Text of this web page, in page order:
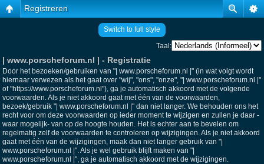
Registreren
Switch to full style
Taal:
| www.porscheforum.nl | - Registratie
Door het bezoeken/gebruiken van "| www.porscheforum.nl |" (in wat volgt wordt
hiernaar verwezen als het gaat over "wij", "ons", "onze", "| www.porscheforum.nl |"
of "https://www.porscheforum.nl"), ga je automatisch akkoord met de volgende
voorwaarden. Als je niet akkoord gaat met één van de voorwaarden,
bezoek/gebruik "| www.porscheforum.nl |" dan niet langer. We behouden ons het
recht voor om deze voorwaarden op ieder moment te wijzigen en zullen je daar -
waar mogelijk- van op de hoogte houden. Het is echter aan te bevelen om
regelmatig zelf de voorwaarden te controleren op wijzigingen. Als je niet akkoord
gaat met één van de wijzigingen, maak dan niet langer gebruik van "|
www.porscheforum.nl |". Als je wel gebruik blijft maken van "|
www.porscheforum.nl |", ga je automatisch akkoord met de wijzigingen.